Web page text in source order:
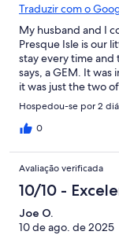
Traduzir com o
My husband and I
Presque Isle is our
stay every time and
says, a GEM. It
it was just the two
family with three
basement. A well
conditioners, which
the morning and
extremely
regret is that we
your home to us.
Hospedou-se por 2
0
Avaliação verificada
10/10 -
Joe O.
10 de ago. de 2025